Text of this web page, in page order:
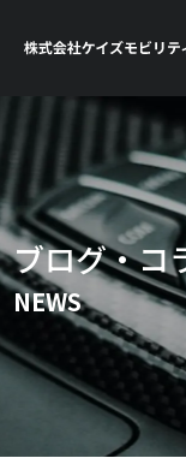
ブログ・コ
NEWS